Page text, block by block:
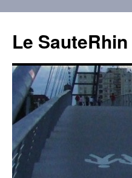
contenu
Le SauteRhin